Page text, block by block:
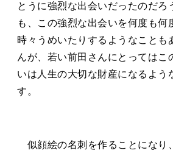
とうに強烈な出会いだったのだろ
も、この強烈な出会いを何度も何
時々うめいたりするようなことも
んが、若い前田さんにとってはこ
いは人生の大切な財産になるよう
す。
似顔絵の名刺を作ることになり